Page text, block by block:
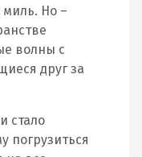
миль. Но –
волны с
друг за
стало
погрузиться